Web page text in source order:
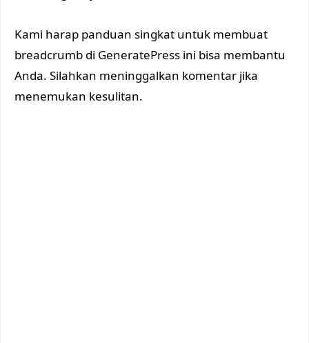
Kami harap panduan singkat untuk membuat
breadcrumb di GeneratePress ini bisa membantu
Anda. Silahkan meninggalkan komentar jika
menemukan kesulitan.